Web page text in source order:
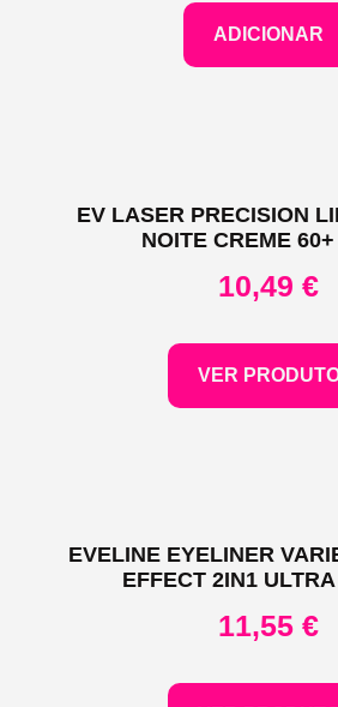
ADICIONAR
EV LASER PRECISION
NOITE CREME
10,49 €
VER
EVELINE EYELINER
EFFECT 2IN1
11,55 €